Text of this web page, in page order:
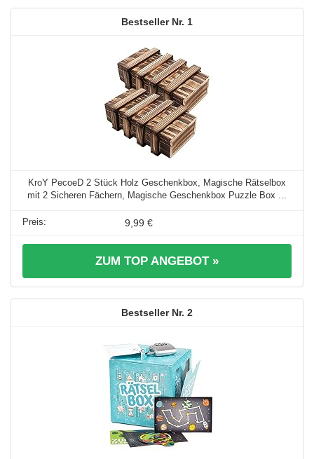
1
KroY PecoeD 2 Stück Holz Geschenkbox, Magische Rätselbox
mit 2 Sicheren Fächern, Magische Geschenkbox Puzzle Box ...
9,99 €
ZUM TOP ANGEBOT »
2